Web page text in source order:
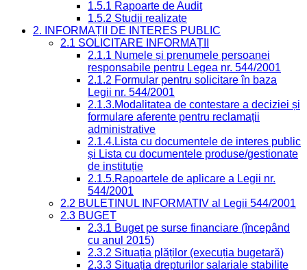
1.5.1 Rapoarte de Audit
1.5.2 Studii realizate
2. INFORMAȚII DE INTERES PUBLIC
2.1 SOLICITARE INFORMAȚII
2.1.1 Numele și prenumele persoanei
responsabile pentru Legea nr. 544/2001
2.1.2 Formular pentru solicitare în baza
Legii nr. 544/2001
2.1.3.Modalitatea de contestare a deciziei și
formulare aferente pentru reclamații
administrative
2.1.4.Lista cu documentele de interes public
și Lista cu documentele produse/gestionate
de instituție
2.1.5.Rapoartele de aplicare a Legii nr.
544/2001
2.2 BULETINUL INFORMATIV al Legii 544/2001
2.3 BUGET
2.3.1 Buget pe surse financiare (începând
cu anul 2015)
2.3.2 Situația plăților (execuția bugetară)
2.3.3 Situația drepturilor salariale stabilite